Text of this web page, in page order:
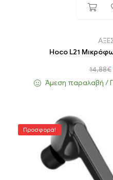
Hoco L21
14,88€
Άμεση παραλαβή /
Προσφορά!